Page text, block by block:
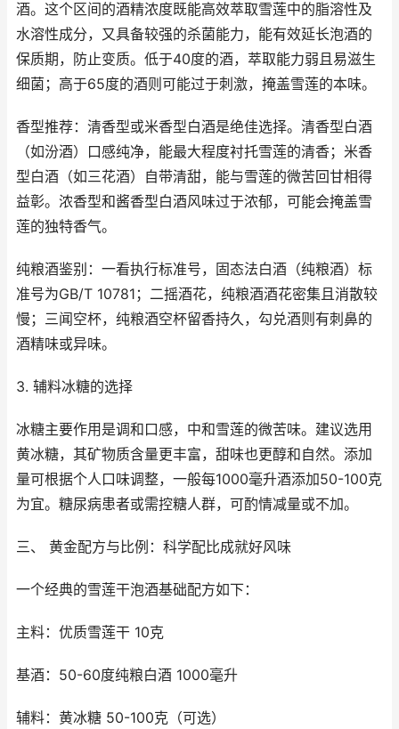
酒。这个区间的酒精浓度既能高效萃取雪莲中的脂溶性及
水溶性成分，又具备较强的杀菌能力，能有效延长泡酒的
保质期，防止变质。低于40度的酒，萃取能力弱且易滋生
细菌；高于65度的酒则可能过于刺激，掩盖雪莲的本味。
香型推荐：清香型或米香型白酒是绝佳选择。清香型白酒
（如汾酒）口感纯净，能最大程度衬托雪莲的清香；米香
型白酒（如三花酒）自带清甜，能与雪莲的微苦回甘相得
益彰。浓香型和酱香型白酒风味过于浓郁，可能会掩盖雪
莲的独特香气。
纯粮酒鉴别：一看执行标准号，固态法白酒（纯粮酒）标
准号为GB/T 10781；二摇酒花，纯粮酒酒花密集且消散较
慢；三闻空杯，纯粮酒空杯留香持久，勾兑酒则有刺鼻的
酒精味或异味。
3. 辅料冰糖的选择
冰糖主要作用是调和口感，中和雪莲的微苦味。建议选用
黄冰糖，其矿物质含量更丰富，甜味也更醇和自然。添加
量可根据个人口味调整，一般每1000毫升酒添加50-100克
为宜。糖尿病患者或需控糖人群，可酌情减量或不加。
三、 黄金配方与比例：科学配比成就好风味
一个经典的雪莲干泡酒基础配方如下：
主料：优质雪莲干 10克
基酒：50-60度纯粮白酒 1000毫升
辅料：黄冰糖 50-100克（可选）